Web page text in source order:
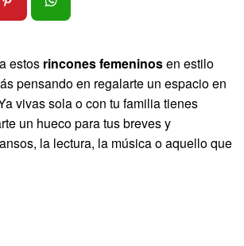
estos rincones femeninosen estilo
pensando en regalarte un espacio en
vivas sola o con tu familia tienes
un hueco para tus breves y
la lectura, la música o aquello que